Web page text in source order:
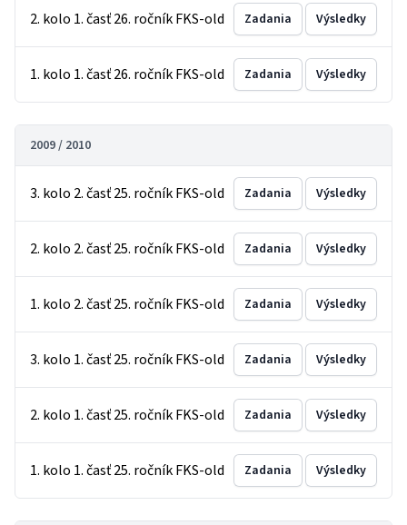
2. kolo 1. časť 26. ročník FKS-old Zadania Výsledky
1. kolo 1. časť 26. ročník FKS-old Zadania Výsledky
2009 / 2010
3. kolo 2. časť 25. ročník FKS-old Zadania Výsledky
2. kolo 2. časť 25. ročník FKS-old Zadania Výsledky
1. kolo 2. časť 25. ročník FKS-old Zadania Výsledky
3. kolo 1. časť 25. ročník FKS-old Zadania Výsledky
2. kolo 1. časť 25. ročník FKS-old Zadania Výsledky
1. kolo 1. časť 25. ročník FKS-old Zadania Výsledky